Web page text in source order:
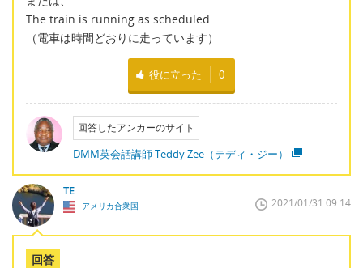
The train is running as scheduled.
（電車は時間どおりに走っています）
役に立った 0
回答したアンカーのサイト
DMM英会話講師 Teddy Zee（テディ・ジー）
TE
アメリカ合衆国 2021/01/31 09:14
回答